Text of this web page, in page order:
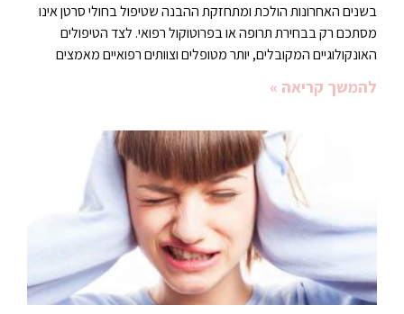
בשנים האחרונות הולכת ומתחזקת ההבנה שטיפול בחולי סרטן אינו
מסתכם רק בבחירת תרופה או בפרוטוקול רפואי. לצד הטיפולים
האונקולוגיים המקובלים, יותר מטופלים וצוותים רפואיים מאמצים
להמשך קריאה »